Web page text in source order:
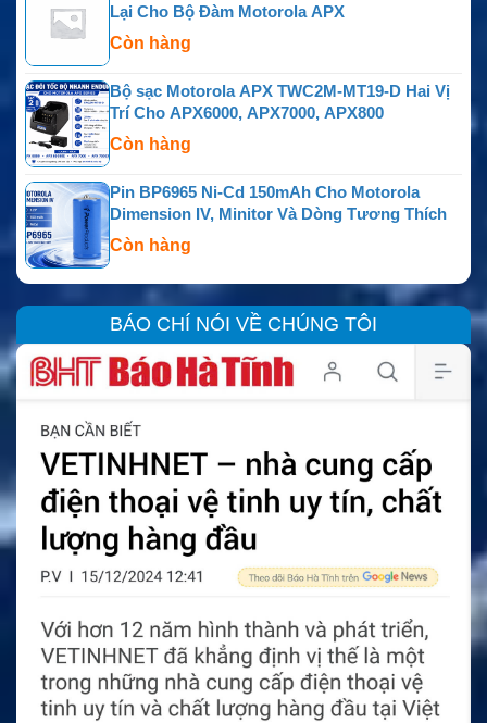
Lại Cho Bộ Đàm Motorola APX
Còn hàng
Bộ sạc Motorola APX TWC2M-MT19-D Hai Vị
Trí Cho APX6000, APX7000, APX800
Còn hàng
Pin BP6965 Ni-Cd 150mAh Cho Motorola
Dimension IV, Minitor Và Dòng Tương Thích
Còn hàng
BÁO CHÍ NÓI VỀ CHÚNG TÔI